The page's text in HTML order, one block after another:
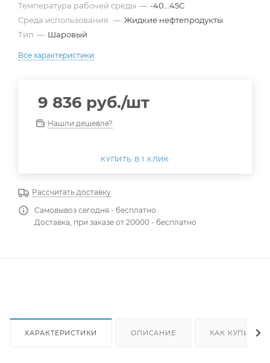
Температура рабочей среды — -40...45С
Среда использования — Жидкие нефтепродукты
Тип — Шаровый
Все характеристики
9 836 руб./шт
Нашли дешевле?
КУПИТЬ В 1 КЛИК
Рассчитать доставку
Самовывоз сегодня - бесплатно
Доставка, при заказе от 20000 - бесплатно
ХАРАКТЕРИСТИКИ ОПИСАНИЕ КАК КУПИТЬ